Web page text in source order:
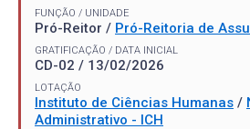
FUNÇÃO / UNIDADE
Pró-Reitor / Pró-Reitoria de
GRATIFICAÇÃO / DATA INICIAL
CD-02 / 13/02/2026
LOTAÇÃO
Instituto de Ciências Humanas /
Administrativo - ICH